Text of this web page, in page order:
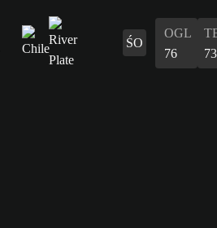
ŚO
OGL
76
73